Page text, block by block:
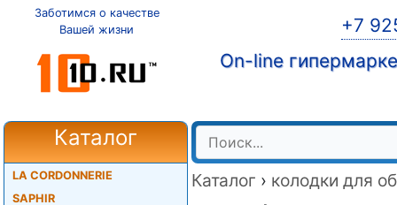
Заботимся о качестве
Вашей жизни
+7
On-line
Каталог
LA CORDONNERIE
SAPHIR
Каталог › колодки для